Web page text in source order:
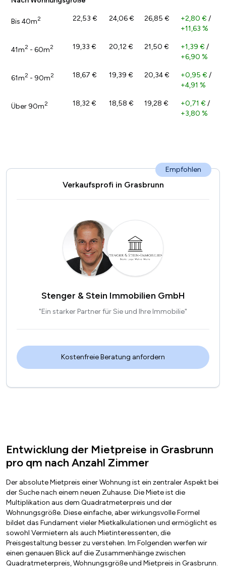
Bis 40m2 22,53 € 24,06 € 26,85 € +2,80 € /
+11,63 %
41m2 - 60m2 19,33 € 20,12 € 21,50 € +1,39 € /
+6,90 %
61m2 - 90m2 18,67 € 19,39 € 20,34 € +0,95 € /
+4,91 %
Über 90m2 18,32 € 18,58 € 19,28 € +0,71 € /
+3,80 %
Entwicklung der Mietpreise in Grasbrunn
pro qm nach Anzahl Zimmer
Der absolute Mietpreis einer Wohnung ist ein zentraler Aspekt bei
der Suche nach einem neuen Zuhause. Die Miete ist die
Multiplikation aus dem Quadratmeterpreis und der
Wohnungsgröße. Diese einfache, aber wirkungsvolle Formel
bildet das Fundament vieler Mietkalkulationen und ermöglicht es
sowohl Vermietern als auch Mietinteressenten, die
Preisgestaltung besser zu verstehen. Im Folgenden werfen wir
einen genauen Blick auf die Zusammenhänge zwischen
Quadratmeterpreis, Wohnungsgröße und Mietpreis in Grasbrunn.